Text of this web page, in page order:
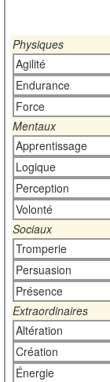
Physiques
Agilité
Endurance
Force
Mentaux
Apprentissage
Logique
Perception
Volonté
Sociaux
Tromperie
Persuasion
Présence
Extraordinaires
Altération
Création
Énergie